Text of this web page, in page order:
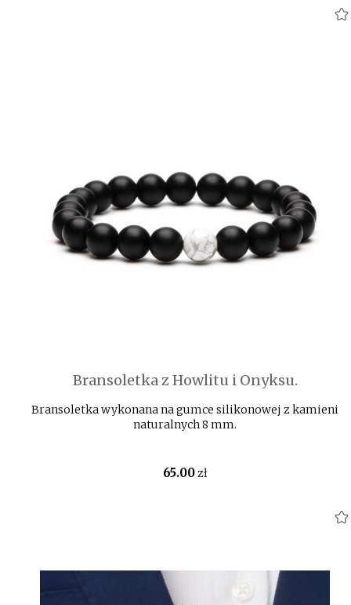
Bransoletka z Howlitu i Onyksu.
Bransoletka wykonana na gumce silikonowej z kamieni
naturalnych 8 mm.
65.00zł